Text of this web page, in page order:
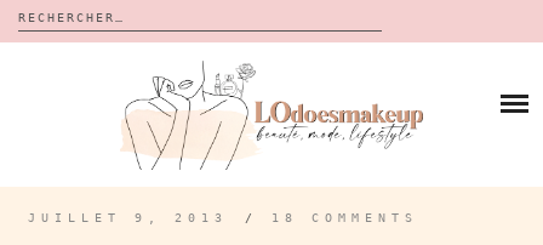
Rechercher :
CALENDRIERS DE L’AVENT
BON PLAN
À PROPOS
JUILLET 9, 2013 / 18 COMMENTS